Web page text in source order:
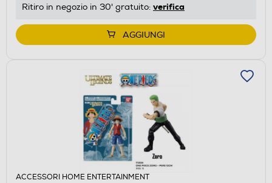
Ritiro in negozio in 30' gratuito: verifica
AGGIUNGI
ACCESSORI HOME ENTERTAINMENT